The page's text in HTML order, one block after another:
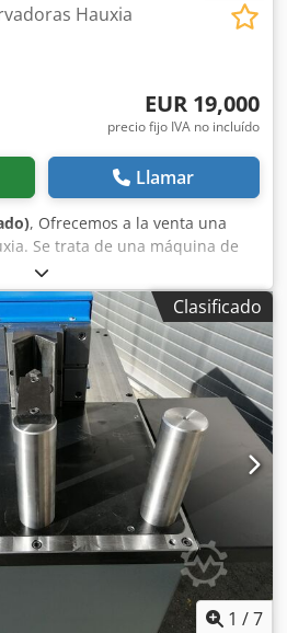
Hauxia
EUR 19,000
precio fijo IVA no incluído
Llamar
, Ofrecemos a la venta una
Se trata de una máquina de
para la producción de
Por lo tanto, tiene pocas horas
dobladora se vende con
las fotos. Cjdpjixl Tgefx Angsha
doblado: 40 toneladas Longitud
entre columnas: 1200 mm
libre: 390 mm Ancho de la
de trabajo: 15 mm/s Velocidad
de retorno (hacia arriba): 100
Z1, Z2, Z1, Z2, R1, R2 + V
Delem-DA-66T (multilingüe)
inglés Precio especial neto:
una visita previa, previa cita.
Si está interesado, póngase en
Clasificado
1 /7